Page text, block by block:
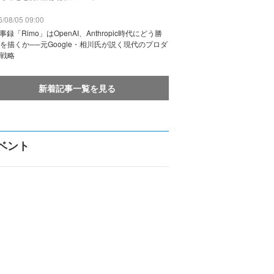
08/05 09:00
録「Rimo」はOpenAI、Anthropic時代にどう勝
描くか──元Google・相川氏が説く現代のプロダ
略
新着記事一覧を見る
ント